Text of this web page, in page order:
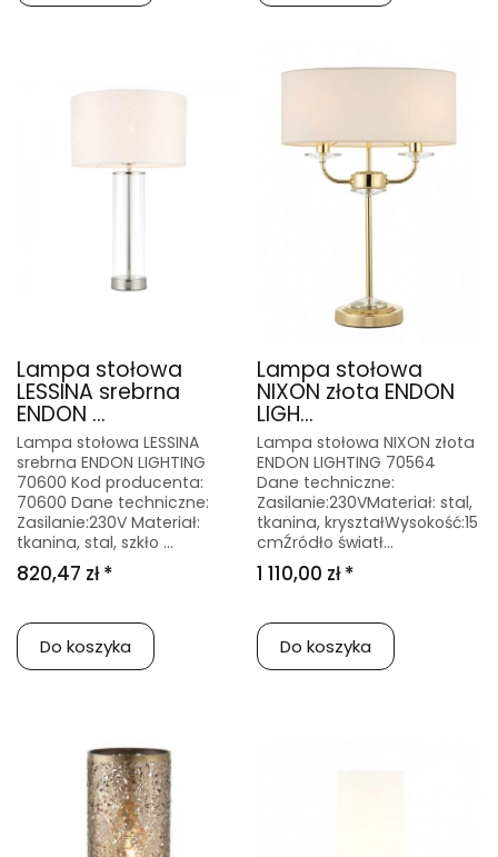
Lampa stołowa
LESSINA srebrna
ENDON ...
Lampa stołowa LESSINA
srebrna ENDON LIGHTING
70600 Kod producenta:
70600 Dane techniczne:
Zasilanie:230V Materiał:
tkanina, stal, szkło ...
820,47 zł *
Do koszyka
Lampa stołowa
NIXON złota ENDON
LIGH...
Lampa stołowa NIXON złota
ENDON LIGHTING 70564
Dane techniczne:
Zasilanie:230VMateriał: stal,
tkanina, kryształWysokość:15
cmŹródło światł...
1 110,00 zł *
Do koszyka